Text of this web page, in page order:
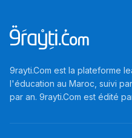
9rayti.Com est la plateforme
l'éducation au Maroc, suivi
par an. 9rayti.Com est édité